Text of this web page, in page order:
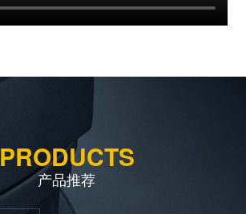
PRODUCTS
产品推荐